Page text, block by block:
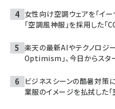
女性向け空調ウェアを「イ
「空調風神服」を採用した「
楽天の最新AIやテクノロジ
Optimism」、今日からスタ
ビジネスシーンの酷暑対策に
業服のイメージを払拭した